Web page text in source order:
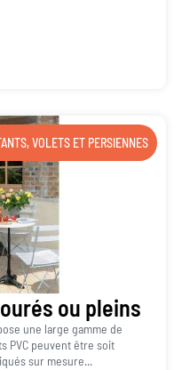
,VOLETS ET PERSIENNES
ou pleins
une large gamme de
PVC peuvent être soit
sur mesure...